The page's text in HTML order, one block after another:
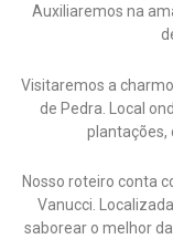
Auxiliaremos na
Visitaremos a
de Pedra. Local
plantações,
Nosso roteiro conta
Vanucci.
saborear o melhor